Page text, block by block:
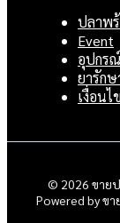
ปลาพ
Event
อุปกรณ์
ยารักษ
เงื่อนไข
© 2026 ขาย
Powered by ข